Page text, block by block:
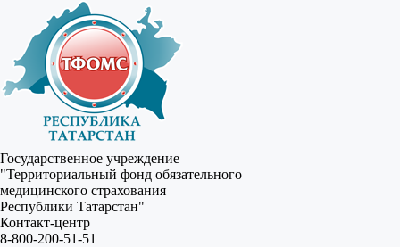
Государственное учреждение
"Территориальный фонд обязательного
медицинского страхования
Республики Татарстан"
Контакт-центр
8-800-200-51-51